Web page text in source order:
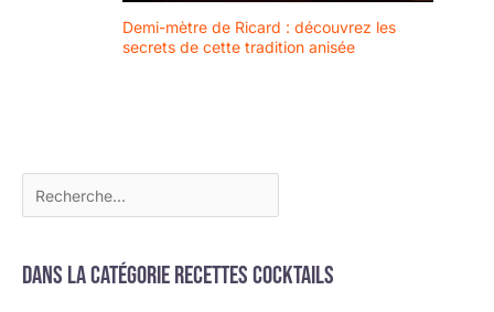
fabriqué en Italie. Un
seul pôle de production
Demi-mètre de Ricard : découvrez les
secrets de cette tradition anisée
Dans la catégorie Recettes cocktails